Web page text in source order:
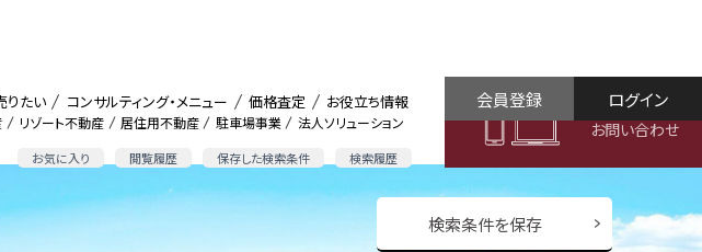
リゾート不動産 居住用不動産 駐車場事業 法人ソリューション
お気に入り 閲覧履歴 保存した検索条件 検索履歴
りたい コンサルティング・メニュー 価格査定 お役立ち情報
お問い合わせ
ログイン
会員登録
検索条件を保存